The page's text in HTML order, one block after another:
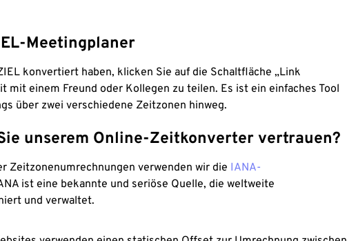
Meetingplaner
konvertiert haben, klicken Sie auf die Schaltfläche „Link
mit einem Freund oder Kollegen zu teilen. Es ist ein einfaches Tool
über zwei verschiedene Zeitzonen hinweg.
unserem Online-Zeitkonverter vertrauen?
Zeitzonenumrechnungen verwenden wir die IANA-
ist eine bekannte und seriöse Quelle, die weltweite
und verwaltet.